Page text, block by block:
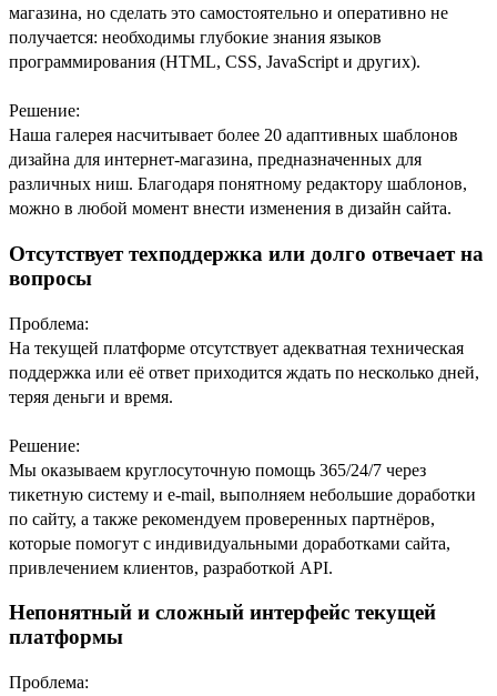
магазина, но сделать это самостоятельно и оперативно не
получается: необходимы глубокие знания языков
программирования (HTML, CSS, JavaScript и других).
Решение:
Наша галерея насчитывает более 20 адаптивных шаблонов
дизайна для интернет-магазина, предназначенных для
различных ниш. Благодаря понятному редактору шаблонов,
можно в любой момент внести изменения в дизайн сайта.
Отсутствует техподдержка или долго отвечает на
вопросы
Проблема:
На текущей платформе отсутствует адекватная техническая
поддержка или её ответ приходится ждать по несколько дней,
теряя деньги и время.
Решение:
Мы оказываем круглосуточную помощь 365/24/7 через
тикетную систему и e-mail, выполняем небольшие доработки
по сайту, а также рекомендуем проверенных партнёров,
которые помогут с индивидуальными доработками сайта,
привлечением клиентов, разработкой API.
Непонятный и сложный интерфейс текущей
платформы
Проблема: